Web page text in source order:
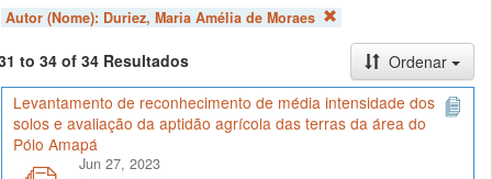
Autor (Nome): Duriez, Maria Amélia de Moraes
to 34 of 34 Resultados
Ordenar
Levantamento de reconhecimento de média intensidade dos
solos e avaliação da aptidão agrícola das terras da área do
Pólo Amapá
Jun 27, 2023